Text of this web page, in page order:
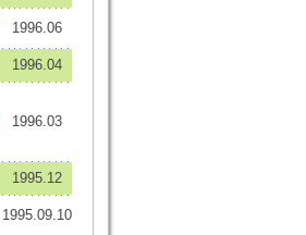
1996.06
1996.04
1996.03
1995.12
1995.09.10